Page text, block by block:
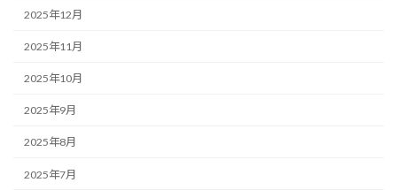
2025年12月
2025年11月
2025年10月
2025年9月
2025年8月
2025年7月